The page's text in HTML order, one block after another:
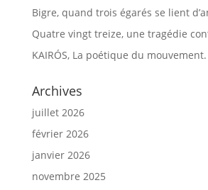
Bigre, quand trois égarés se lient
Quatre vingt treize, une tragédie
KAIRÓS, La poétique du mouvement.
Archives
juillet 2026
février 2026
janvier 2026
novembre 2025